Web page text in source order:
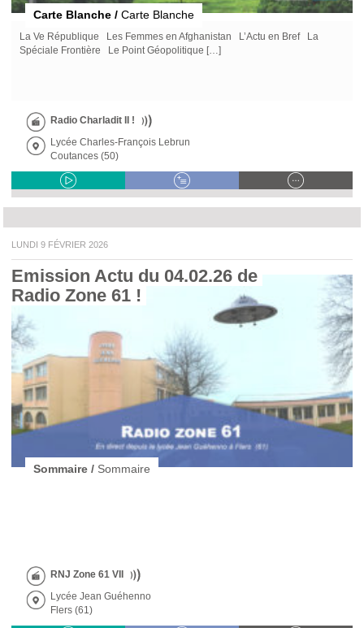
Carte Blanche / Carte Blanche
La Ve République Les Femmes en Afghanistan L’Actu en Bref La
Spéciale Frontière Le Point Géopolitique […]
Radio Charladit II !
Lycée Charles-François Lebrun
Coutances (50)
LUNDI 9 FÉVRIER 2026
Emission Actu du 04.02.26 de
Radio Zone 61 !
Sommaire / Sommaire
RNJ Zone 61 VII
Lycée Jean Guéhenno
Flers (61)